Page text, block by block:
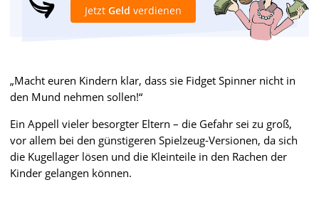
Jetzt Geld verdienen
„Macht euren Kindern klar, dass sie Fidget Spinner nicht in
den Mund nehmen sollen!“
Ein Appell vieler besorgter Eltern – die Gefahr sei zu groß,
vor allem bei den günstigeren Spielzeug-Versionen, da sich
die Kugellager lösen und die Kleinteile in den Rachen der
Kinder gelangen können.